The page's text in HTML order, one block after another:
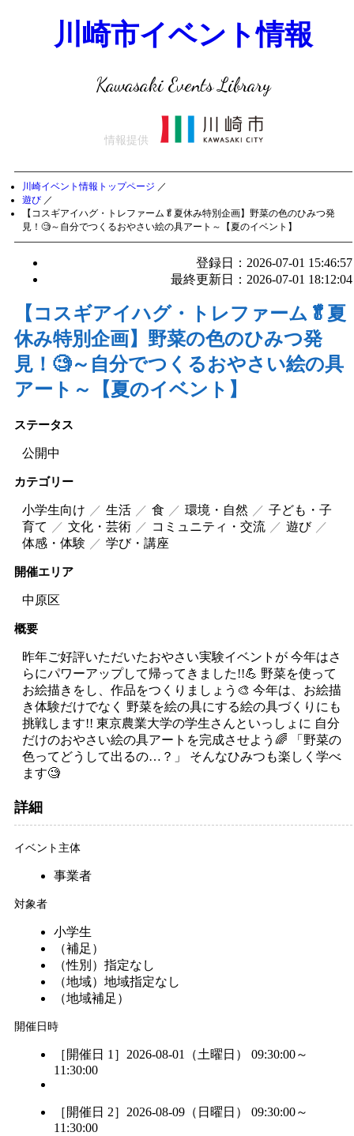
川崎市イベント情報
Kawasaki Events Library
情報提供
川崎イベント情報トップページ ／
遊び ／
【コスギアイハグ・トレファーム🥬夏休み特別企画】野菜の色のひみつ発
見！🧐～自分でつくるおやさい絵の具アート～【夏のイベント】
登録日：2026-07-01 15:46:57
最終更新日：2026-07-01 18:12:04
【コスギアイハグ・トレファーム🥬夏
休み特別企画】野菜の色のひみつ発
見！🧐～自分でつくるおやさい絵の具
アート～【夏のイベント】
ステータス
公開中
カテゴリー
小学生向け 生活 食 環境・自然
子ども・子
育て
文化・芸術 コミュニティ・交流
遊び
体感・体験
学び・講座
開催エリア
中原区
概要
昨年ご好評いただいたおやさい実験イベントが 今年はさ
らにパワーアップして帰ってきました!!💪 野菜を使って
お絵描きをし、作品をつくりましょう🎨 今年は、お絵描
き体験だけでなく 野菜を絵の具にする絵の具づくりにも
挑戦します!! 東京農業大学の学生さんといっしょに 自分
だけのおやさい絵の具アートを完成させよう🌈 「野菜の
色ってどうして出るの…？」 そんなひみつも楽しく学べ
ます🧐
詳細
イベント主体
事業者
対象者
小学生
（補足）
（性別） 指定なし
（地域） 地域指定なし
（地域補足）
開催日時
［開催日 1］2026-08-01（土曜日） 09:30:00～
11:30:00
［開催日 2］2026-08-09（日曜日） 09:30:00～
11:30:00